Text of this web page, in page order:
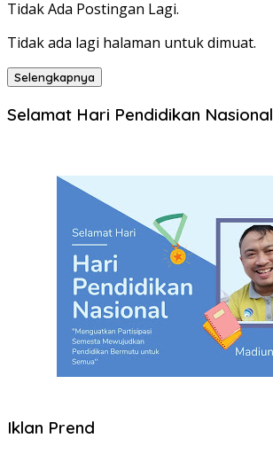
Tidak Ada Postingan Lagi.
Tidak ada lagi halaman untuk dimuat.
Selengkapnya
Selamat Hari Pendidikan Nasional
Iklan Prend